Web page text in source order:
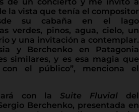
la vista que tenía el compositor
su cabaña en el lago
verdes, pinos, agua, cielo, un
y una invitación a contemplar.
y Berchenko en Patagonia
similares, y es esa magia que
el público”, menciona el
con laSuite Fluvial del
Berchenko, presentada en